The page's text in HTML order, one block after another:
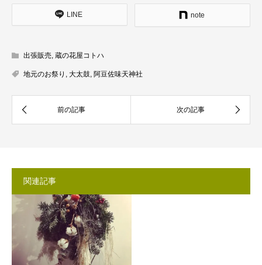
LINE note
出張販売, 蔵の花屋コトハ
地元のお祭り , 大太鼓, 阿豆佐味天神社
関連記事